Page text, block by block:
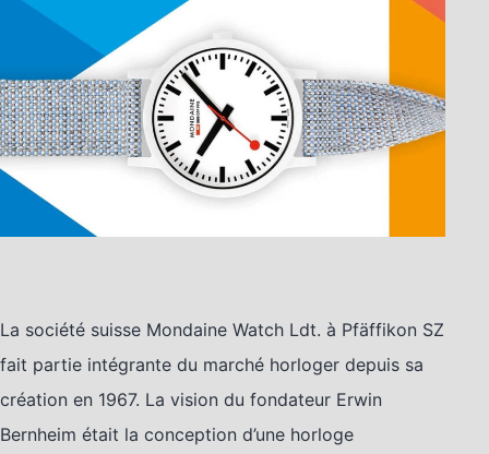
La société suisse Mondaine Watch Ldt. à Pfäffikon SZ
fait partie intégrante du marché horloger depuis sa
création en 1967. La vision du fondateur Erwin
Bernheim était la conception d’une horloge